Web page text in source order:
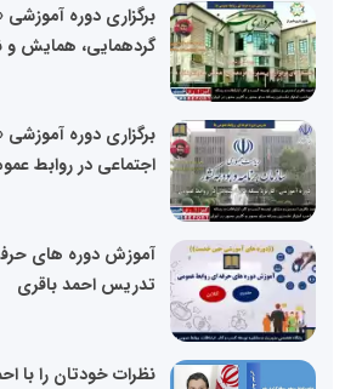
برگزاری دوره
گردهمایی، همایش و
برگزاری دوره
اجتماعی در روابط
آموزش دوره های
تدریس احمد باقری
نظرات خودتان را با